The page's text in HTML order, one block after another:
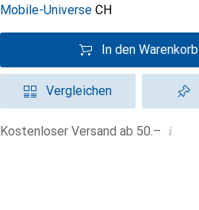
Mobile-Universe CH
In den Warenkorb
Vergleichen
Kostenloser Versand ab 50.– i